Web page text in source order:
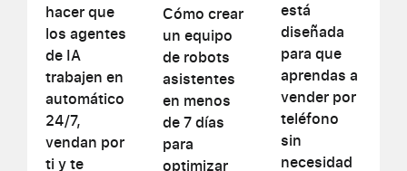
hacer que
los agentes
de IA
trabajen en
automático
24/7,
vendan por
ti y te
Cómo crear
un equipo
de robots
asistentes
en menos
de 7 días
para
optimizar
está
diseñada
para que
aprendas a
vender por
teléfono
sin
necesidad